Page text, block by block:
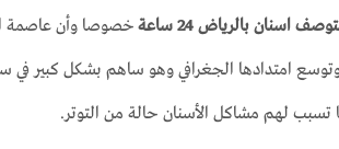
اسنان بالرياض 24 ساعة
خصوصا وأن عاصمة
وتوسع امتدادها الجغرافي وهو ساهم بشكل كبير
تسبب لهم مشاكل الأسنان حالة من التوتر.